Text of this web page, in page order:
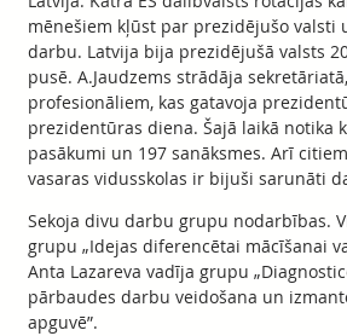
mēnešiem kļūst par prezidējušo valsti
darbu. Latvija bija prezidējušā valsts
pusē. A.Jaudzems strādāja
profesionāliem, kas gatavoja
prezidentūras diena. Šajā laikā notika
pasākumi un 197 sanāksmes. Arī
vasaras vidusskolas ir bijuši sarunāti
Sekoja divu darbu grupu nodarbības.
grupu „Idejas diferencētai mācīšanai
Anta Lazareva vadīja grupu
pārbaudes darbu veidošana un
apguvē”.